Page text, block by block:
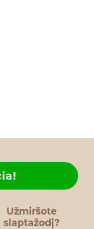
Užmiršote
slaptažodį?